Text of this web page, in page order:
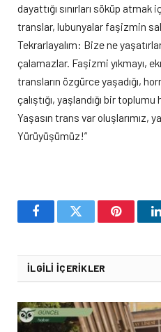
dayattığı sınırları söküp
translar, lubunyalar faşizmin
Tekrarlayalım: Bize ne
çalamazlar. Faşizmi yıkmayı,
transların özgürce yaşadığı,
çalıştığı, yaşlandığı bir
Yaşasın trans var oluşlarımız,
Yürüyüşümüz!”
FacebookTwitter Pinterest
İLGILI İÇERIKLER